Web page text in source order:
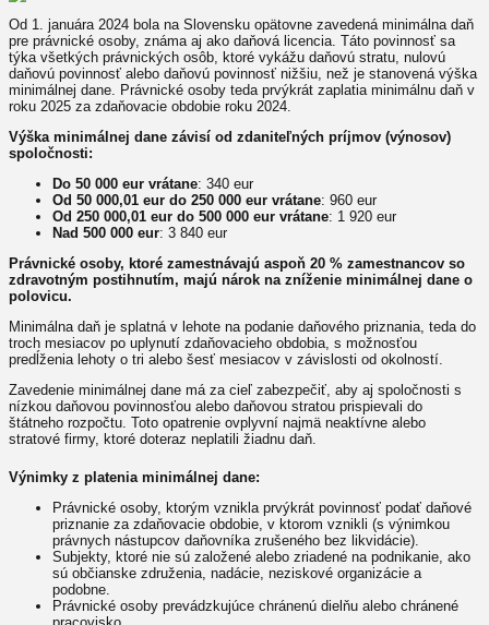
Od 1. januára 2024 bola na Slovensku opätovne zavedená minimálna daň
pre právnické osoby, známa aj ako daňová licencia. Táto povinnosť sa
týka všetkých právnických osôb, ktoré vykážu daňovú stratu, nulovú
daňovú povinnosť alebo daňovú povinnosť nižšiu, než je stanovená výška
minimálnej dane. Právnické osoby teda prvýkrát zaplatia minimálnu daň v
roku 2025 za zdaňovacie obdobie roku 2024.
Výška minimálnej dane závisí od zdaniteľných príjmov (výnosov)
spoločnosti:
Do 50 000 eur vrátane: 340 eur
Od 50 000,01 eur do 250 000 eur vrátane: 960 eur
Od 250 000,01 eur do 500 000 eur vrátane: 1 920 eur
Nad 500 000 eur: 3 840 eur
Právnické osoby, ktoré zamestnávajú aspoň 20 % zamestnancov so
zdravotným postihnutím, majú nárok na zníženie minimálnej dane o
polovicu.
Minimálna daň je splatná v lehote na podanie daňového priznania, teda do
troch mesiacov po uplynutí zdaňovacieho obdobia, s možnosťou
predĺženia lehoty o tri alebo šesť mesiacov v závislosti od okolností.
Zavedenie minimálnej dane má za cieľ zabezpečiť, aby aj spoločnosti s
nízkou daňovou povinnosťou alebo daňovou stratou prispievali do
štátneho rozpočtu. Toto opatrenie ovplyvní najmä neaktívne alebo
stratové firmy, ktoré doteraz neplatili žiadnu daň.
Výnimky z platenia minimálnej dane:
Právnické osoby, ktorým vznikla prvýkrát povinnosť podať daňové
priznanie za zdaňovacie obdobie, v ktorom vznikli (s výnimkou
právnych nástupcov daňovníka zrušeného bez likvidácie).
Subjekty, ktoré nie sú založené alebo zriadené na podnikanie, ako
sú občianske združenia, nadácie, neziskové organizácie a
podobne.
Právnické osoby prevádzkujúce chránenú dielňu alebo chránené